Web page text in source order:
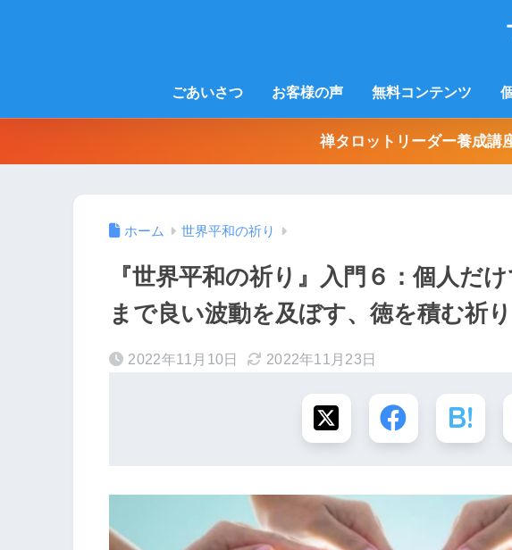
ごあいさつ お客様の声 無料コンテンツ
禅タロットリーダー養成講
ホーム 世界平和の祈り
『世界平和の祈り』入門６：個人だ
まで良い波動を及ぼす、徳を積む祈
2022年11月10日 2022年11月23日